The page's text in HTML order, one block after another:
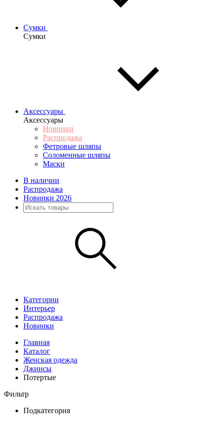
Сумки
Сумки
Аксессуары
Аксессуары
Новинки
Распродажа
Фетровые шляпы
Соломенные шляпы
Маски
В наличии
Распродажа
Новинки 2026
Категории
Интерьер
Распродажа
Новинки
Главная
Каталог
Женская одежда
Джинсы
Потертые
Фильтр
Подкатегория